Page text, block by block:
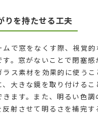
りを持たせる工夫
ムで窓をなくす際、視覚
す。窓がないことで閉塞感
ラス素材を効果的に使う
、大きな鏡を取り付ける
きます。また、明るい色
射させて明るさを補完す